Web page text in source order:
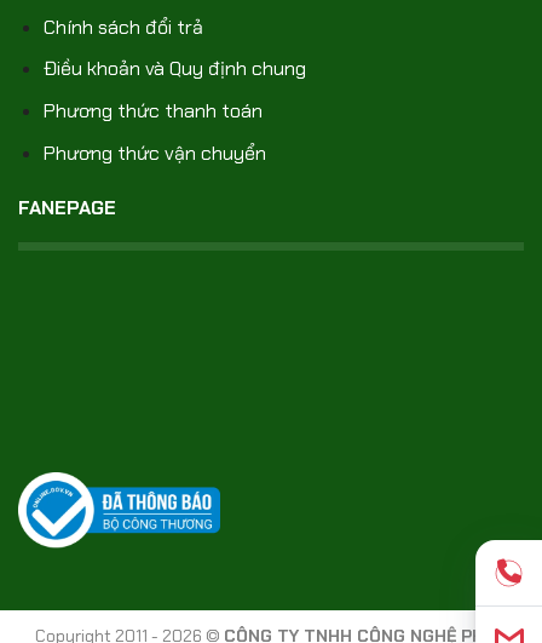
Chính sách đổi trả
Điều khoản và Quy định chung
Phương thức thanh toán
Phương thức vận chuyển
FANEPAGE
Copyright 2011 - 2026 © CÔNG TY TNHH CÔNG NGHỆ PHÚC